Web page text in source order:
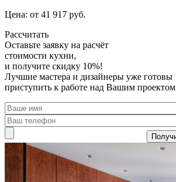
Цена: от 41 917 руб.
Рассчитать
Оставьте заявку на расчёт
стоимости кухни,
и получите скидку 10%!
Лучшие мастера и дизайнеры уже готовы
приступить к работе над Вашим проектом